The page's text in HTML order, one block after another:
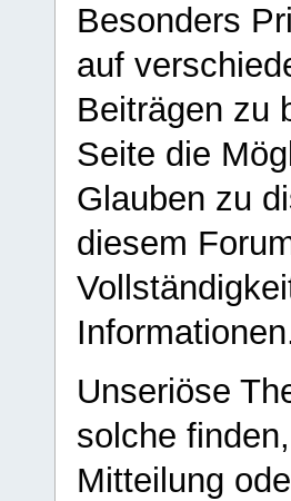
Besonders
auf
Beiträgen zu
Seite die
Glauben zu
diesem
Unseriöse
solche
Mitteilung